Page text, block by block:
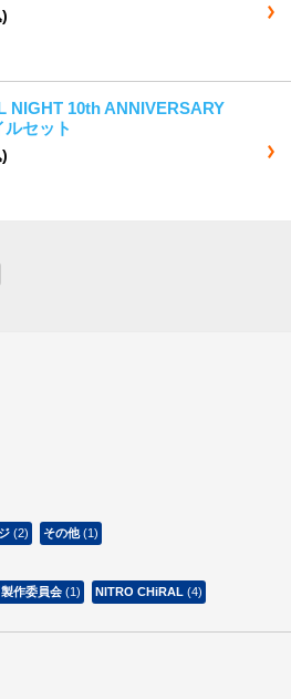
NIGHT 10th ANNIVERSARY
セット
(2) その他(1)
作委員会 (1) NITRO CHiRAL (4)